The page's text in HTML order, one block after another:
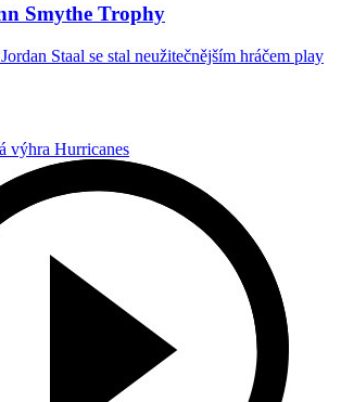
Smythe Trophy
Staal se stal neužitečnějším hráčem play